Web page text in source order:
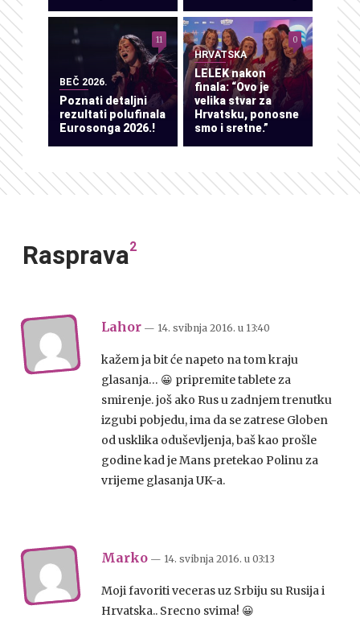
BEČ 2026.
Poznati detaljni
rezultati polufinala
Eurosonga 2026.!
11
HRVATSKA
LELEK nakon
finala: “Ovo je
velika stvar za
Hrvatsku, ponosne
smo i sretne.”
0
Rasprava2
Lahor — 14. svibnja 2016. u 13:40
kažem ja bit će napeto na tom kraju
glasanja… 😀 pripremite tablete za
smirenje. još ako Rus u zadnjem trenutku
izgubi pobjedu, ima da se zatrese Globen
od usklika oduševljenja, baš kao prošle
godine kad je Mans pretekao Polinu za
vrijeme glasanja UK-a.
Marko — 14. svibnja 2016. u 03:13
Moji favoriti veceras uz Srbiju su Rusija i
Hrvatska.. Srecno svima! 😀